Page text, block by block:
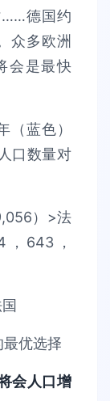
……德国约
众多欧洲
会是最快
蓝色）
口数量对
）>法
，643，
会人口增